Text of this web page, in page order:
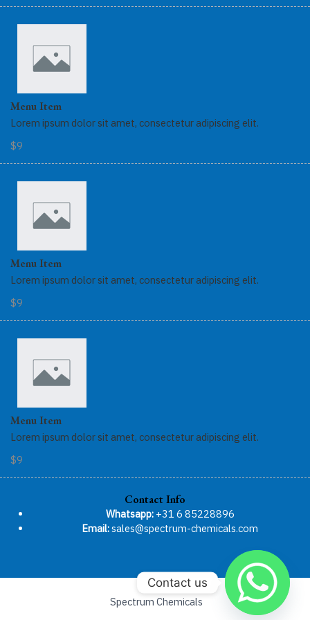
Menu Item
Lorem ipsum dolor sit amet, consectetur adipiscing elit.
$9
Menu Item
Lorem ipsum dolor sit amet, consectetur adipiscing elit.
$9
Menu Item
Lorem ipsum dolor sit amet, consectetur adipiscing elit.
$9
Contact Info
Whatsapp:+31 6 85228896
Email:sales@spectrum-chemicals.com
Spectrum Chemicals
Contact us